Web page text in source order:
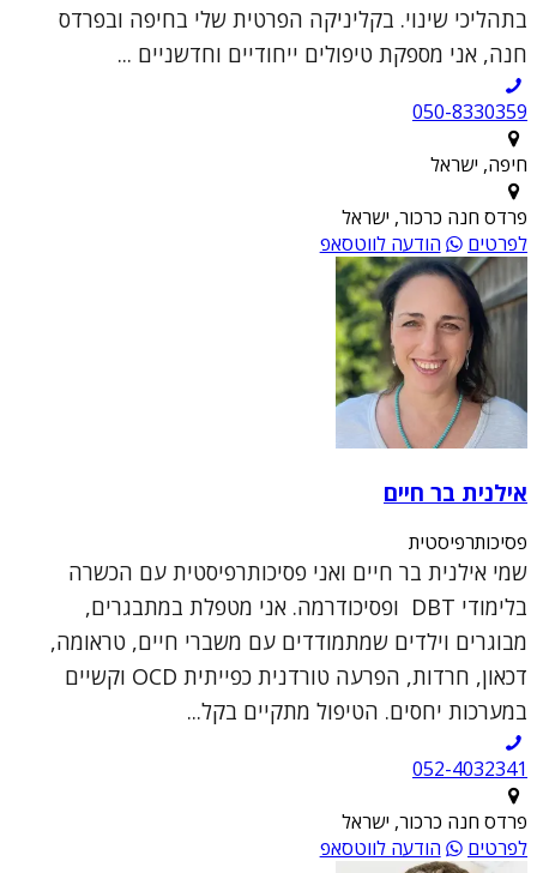
בתהליכי שינוי. בקליניקה הפרטית שלי בחיפה ובפרדס
חנה, אני מספקת טיפולים ייחודיים וחדשניים ...
050-8330359
חיפה, ישראל
פרדס חנה כרכור, ישראל
לפרטים
הודעה לווטסאפ
אילנית בר חיים
פסיכותרפיסטית
שמי אילנית בר חיים ואני פסיכותרפיסטית עם הכשרה
בלימודי DBT ופסיכודרמה. אני מטפלת במתבגרים,
מבוגרים וילדים שמתמודדים עם משברי חיים, טראומה,
דכאון, חרדות, הפרעה טורדנית כפייתית OCD וקשיים
במערכות יחסים. הטיפול מתקיים בקל...
052-4032341
פרדס חנה כרכור, ישראל
לפרטים
הודעה לווטסאפ